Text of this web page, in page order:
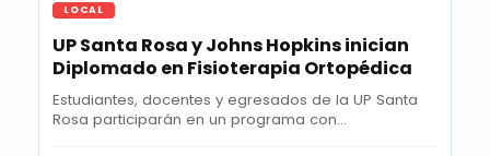
LOCAL
UP Santa Rosa y Johns Hopkins inician
Diplomado en Fisioterapia Ortopédica
Estudiantes, docentes y egresados de la UP Santa
Rosa participarán en un programa con